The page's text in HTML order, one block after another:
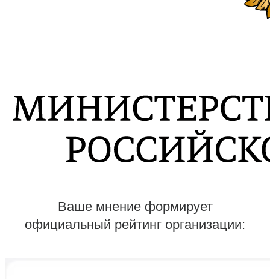
Ваше мнение формирует
официальный рейтинг организации: